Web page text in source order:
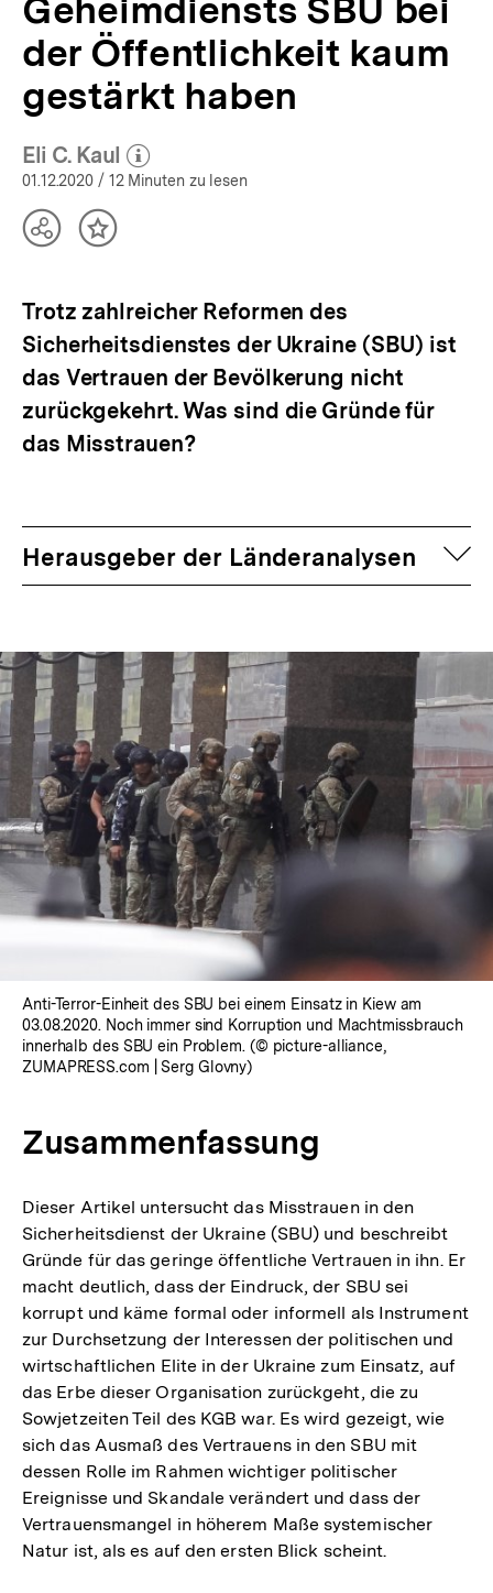
Analysen
bpb.de
Geheimdiensts SBU bei
der Öffentlichkeit kaum
gestärkt haben
Eli C. Kaul
(Mehr zum Autor)
öffnen
01.12.2020 / 12 Minuten zu lesen
TeilenInhalt
Trotz zahlreicher Reformen des
Sicherheitsdienstes der Ukraine (SBU) ist
das Vertrauen der Bevölkerung nicht
zurückgekehrt. Was sind die Gründe für
das Misstrauen?
Herausgeber der Länderanalysen
Anti-Terror-Einheit des SBU bei einem Einsatz in Kiew am
03.08.2020. Noch immer sind Korruption und Machtmissbrauch
innerhalb des SBU ein Problem. (© picture-alliance,
ZUMAPRESS.com | Serg Glovny)
Zusammenfassung
Dieser Artikel untersucht das Misstrauen in den
Sicherheitsdienst der Ukraine (SBU) und beschreibt
Gründe für das geringe öffentliche Vertrauen in ihn. Er
macht deutlich, dass der Eindruck, der SBU sei
korrupt und käme formal oder informell als Instrument
zur Durchsetzung der Interessen der politischen und
wirtschaftlichen Elite in der Ukraine zum Einsatz, auf
das Erbe dieser Organisation zurückgeht, die zu
Sowjetzeiten Teil des KGB war. Es wird gezeigt, wie
sich das Ausmaß des Vertrauens in den SBU mit
dessen Rolle im Rahmen wichtiger politischer
Ereignisse und Skandale verändert und dass der
Vertrauensmangel in höherem Maße systemischer
Natur ist, als es auf den ersten Blick scheint.